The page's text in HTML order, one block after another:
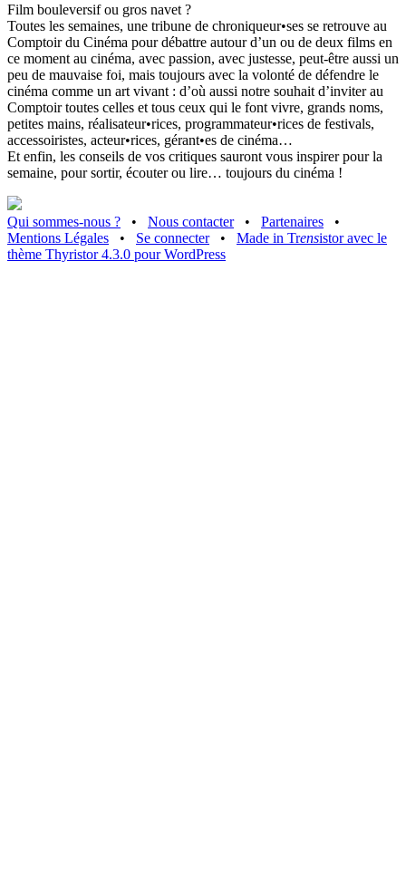
Film bouleversif ou gros navet ?
Toutes les semaines, une tribune de chroniqueur•ses se retrouve au
Comptoir du Cinéma pour débattre autour d’un ou de deux films en
ce moment au cinéma, avec passion, avec justesse, peut-être aussi un
peu de mauvaise foi, mais toujours avec la volonté de défendre le
cinéma comme un art vivant : d’où aussi notre souhait d’inviter au
Comptoir toutes celles et tous ceux qui le font vivre, grands noms,
petites mains, réalisateur•rices, programmateur•rices de festivals,
accessoiristes, acteur•rices, gérant•es de cinéma…
Et enfin, les conseils de vos critiques sauront vous inspirer pour la
semaine, pour sortir, écouter ou lire… toujours du cinéma !
Qui sommes-nous ? • Nous contacter • Partenaires
•
Mentions Légales
• Se connecter • Made in Trensistor avec le
thème Thyristor 4.3.0 pour WordPress